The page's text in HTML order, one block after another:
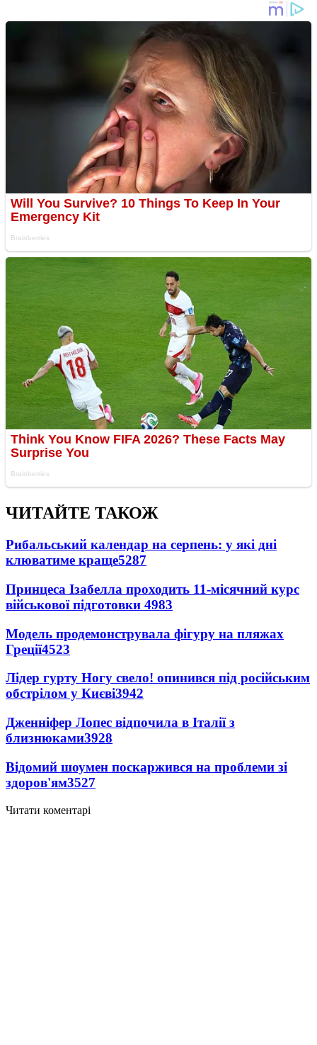
ЧИТАЙТЕ ТАКОЖ
Рибальський календар на серпень: у які дні
клюватиме краще5287
Принцеса Ізабелла проходить 11-місячний курс
військової підготовки 4983
Модель продемонструвала фігуру на пляжах
Греції4523
Лідер гурту Ногу свело! опинився під російським
обстрілом у Києві3942
Дженніфер Лопес відпочила в Італії з
близнюками3928
Відомий шоумен поскаржився на проблеми зі
здоров'ям3527
Читати коментарі